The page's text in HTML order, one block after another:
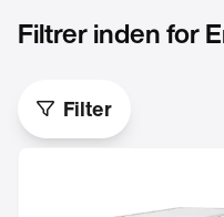
100
Filtrer inden for
Filter